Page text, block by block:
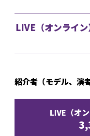
PERFORMANCE
CONTACT
LIVE（オンライ
紹介者（モデル、演
LIVE（オ